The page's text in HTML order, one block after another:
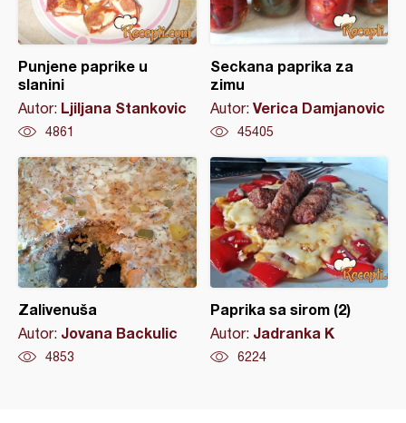
Punjene paprike u
slanini
Autor: Ljiljana Stankovic
4861
Seckana paprika za
zimu
Autor: Verica Damjanovic
45405
Zalivenuša
Autor: Jovana Backulic
4853
Paprika sa sirom (2)
Autor: Jadranka K
6224